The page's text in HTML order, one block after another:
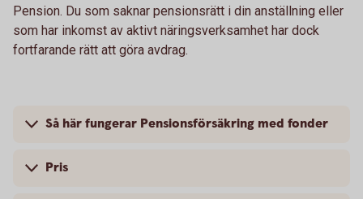
Pension. Du som saknar pensionsrätt i din anställning eller
som har inkomst av aktivt näringsverksamhet har dock
fortfarande rätt att göra avdrag.
Så här fungerar Pensionsförsäkring med fonder
Pris